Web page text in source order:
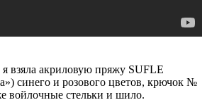
я взяла акриловую пряжу SUFLE
синего и розового цветов, крючок №
войлочные стельки и шило.